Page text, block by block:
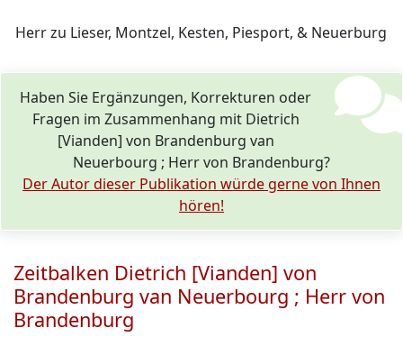
Herr zu Lieser, Montzel, Kesten, Piesport, & Neuerburg
Haben Sie Ergänzungen, Korrekturen oder
Fragen im Zusammenhang mit Dietrich
[Vianden] von Brandenburg van
Neuerbourg ; Herr von Brandenburg?
Der Autor dieser Publikation würde gerne von Ihnen
hören!
Zeitbalken Dietrich [Vianden] von
Brandenburg van Neuerbourg ; Herr von
Brandenburg